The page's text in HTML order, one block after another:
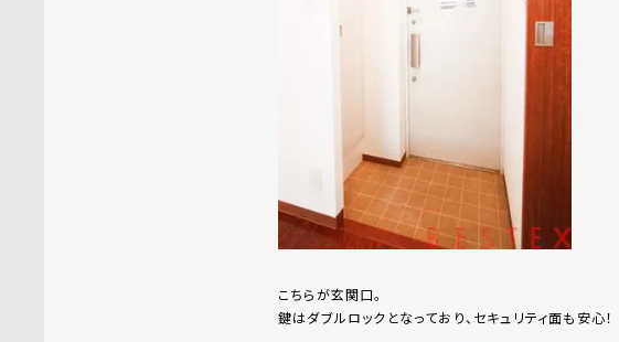
こちらが玄関口。
鍵はダブルロックとなっており、セキュリティ面も安心！